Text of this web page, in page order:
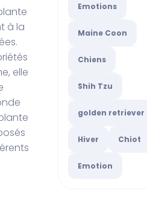
à la
elle
Emotions
Maine Coon
Chiens
Shih Tzu
golden retriever
Hiver Chiot
Emotion